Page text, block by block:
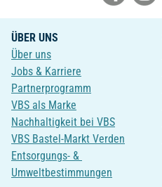
ÜBER UNS
Über uns
Jobs & Karriere
Partnerprogramm
VBS als Marke
Nachhaltigkeit bei VBS
VBS Bastel-Markt Verden
Entsorgungs- &
Umweltbestimmungen